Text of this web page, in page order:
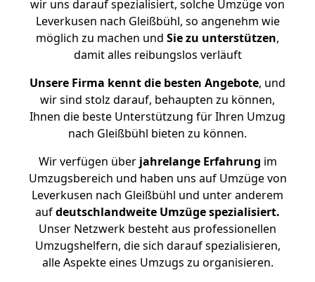
wir uns darauf spezialisiert, solche Umzüge von
Leverkusen nach Gleißbühl, so angenehm wie
möglich zu machen und Sie zu unterstützen,
damit alles reibungslos verläuft
Unsere Firma kennt die besten Angebote, und
wir sind stolz darauf, behaupten zu können,
Ihnen die beste Unterstützung für Ihren Umzug
nach Gleißbühl bieten zu können.
Wir verfügen überjahrelange Erfahrung im
Umzugsbereich und haben uns auf Umzüge von
Leverkusen nach Gleißbühl und unter anderem
aufdeutschlandweite Umzüge spezialisiert.
Unser Netzwerk besteht aus professionellen
Umzugshelfern, die sich darauf spezialisieren,
alle Aspekte eines Umzugs zu organisieren.